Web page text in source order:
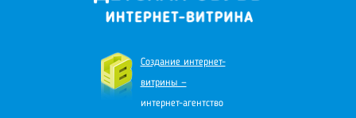
Создание интернет-
витрины —
интернет-агентство